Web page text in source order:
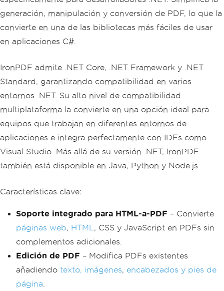
generación, manipulación y conversión de PDF, lo que la
convierte en una de las bibliotecas más fáciles de usar
en aplicaciones C#.
IronPDF admite .NET Core, .NET Framework y .NET
Standard, garantizando compatibilidad en varios
entornos .NET. Su alto nivel de compatibilidad
multiplataforma la convierte en una opción ideal para
equipos que trabajan en diferentes entornos de
aplicaciones e integra perfectamente con IDEs como
Visual Studio. Más allá de su versión .NET, IronPDF
también está disponible en Java, Python y Node.js.
Características clave:
Soporte integrado para HTML-a-PDF – Convierte
páginas web, HTML, CSS y JavaScript en PDFs sin
complementos adicionales.
Edición de PDF – Modifica PDFs existentes
añadiendo texto, imágenes, encabezados y pies de
página.